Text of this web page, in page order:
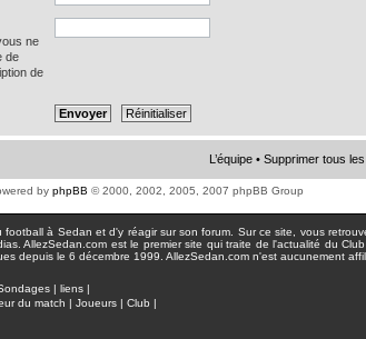
ne
de
de
L’équipe • Supprimer tous
by phpBB © 2000, 2002, 2005, 2007 phpBB Group
à Sedan et d'y réagir sur son forum. Sur ce site, vous
AllezSedan.com est le premier site qui traite de l'actualité du
depuis le 6 décembre 1999. AllezSedan.com n'est aucunement
| liens |
du match | Joueurs | Club |